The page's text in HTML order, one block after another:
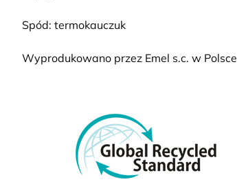
Spód: termokauczuk
Wyprodukowano przez Emel s.c. w Polsce